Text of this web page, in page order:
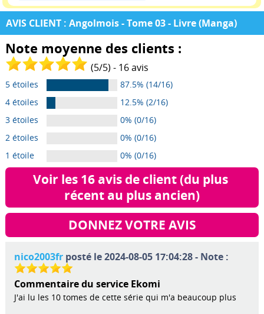
AVIS CLIENT : Angolmois - Tome 03 - Livre (Manga)
Note moyenne des clients :
(5/5) - 16avis
5 étoiles
87.5% (14/16)
4 étoiles
12.5% (2/16)
3 étoiles
0% (0/16)
2 étoiles
0% (0/16)
1 étoile
0% (0/16)
Voir les 16 avis de client (du plus
récent au plus ancien)
DONNEZ VOTRE AVIS
nico2003frposté le 2024-08-05 17:04:28 - Note :
Commentaire du service Ekomi
J'ai lu les 10 tomes de cette série qui m'a beaucoup plus